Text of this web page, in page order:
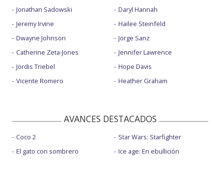
Jonathan Sadowski
Jeremy Irvine
Dwayne Johnson
Catherine Zeta-Jones
Jördis Triebel
Vicente Romero
Daryl Hannah
Hailee Steinfeld
Jorge Sanz
Jennifer Lawrence
Hope Davis
Heather Graham
AVANCES DESTACADOS
Coco 2
El gato con sombrero
Star Wars: Starfighter
Ice age: En ebullición